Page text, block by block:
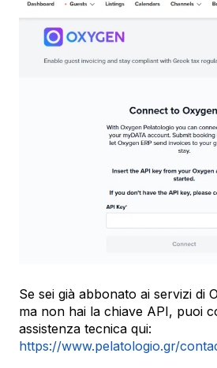
Se sei già abbonato ai servizi di
ma non hai la chiave API, puoi
assistenza tecnica qui:
https://www.pelatologio.gr/